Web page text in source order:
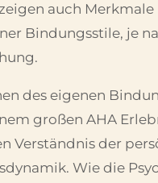
auch Merkmale
Bindungsstile, je
des eigenen
großen AHA
Verständnis der
Wie die